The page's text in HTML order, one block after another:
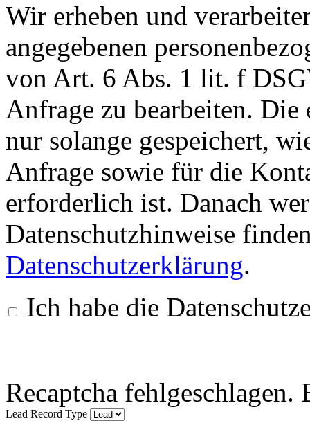
Wir erheben und
angegebenen
von Art. 6 Abs. 1 lit. f
Anfrage zu bearbeiten. Die
nur solange gespeichert,
Anfrage sowie für die
erforderlich ist. Danach
Datenschutzhinweise
Datenschutzerklärung.
Ich habe die
Recaptcha fehlgeschlagen.
Lead Record Type